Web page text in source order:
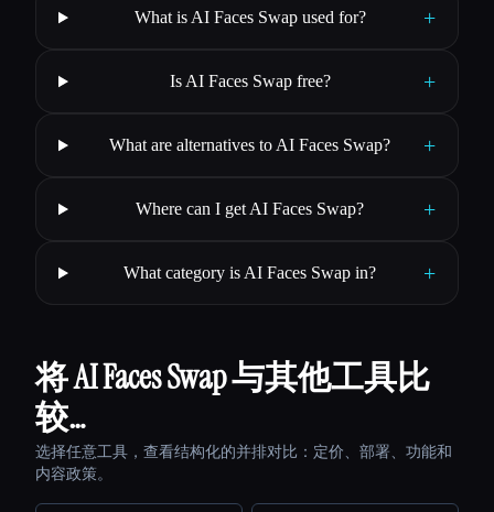
What is AI Faces Swap used for? +
Is AI Faces Swap free? +
What are alternatives to AI Faces Swap? +
Where can I get AI Faces Swap? +
What category is AI Faces Swap in? +
将 AI Faces Swap 与其他工具比
较…
选择任意工具，查看结构化的并排对比：定价、部署、功能和
内容政策。